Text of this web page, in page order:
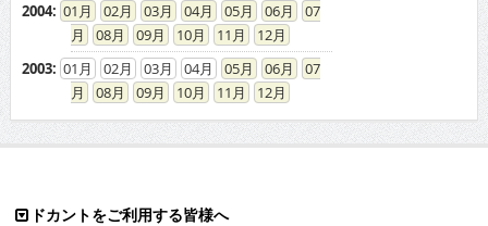
2004: 01 02 03 04 05 06
07
08
09 10 11
12
2003: 01 02 03 04 05 06
07
08
09 10 11 12
ドカントをご利用する皆様へ